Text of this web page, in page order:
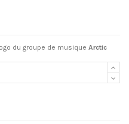
du groupe de musique Arctic